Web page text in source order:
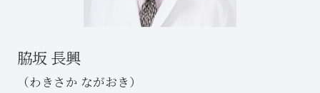
脇坂 長興
（わきさか ながおき）